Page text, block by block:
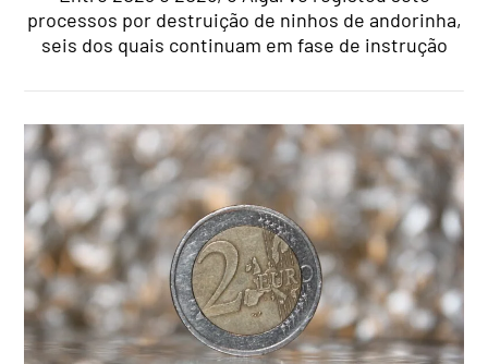
processos por destruição de ninhos de andorinha,
seis dos quais continuam em fase de instrução